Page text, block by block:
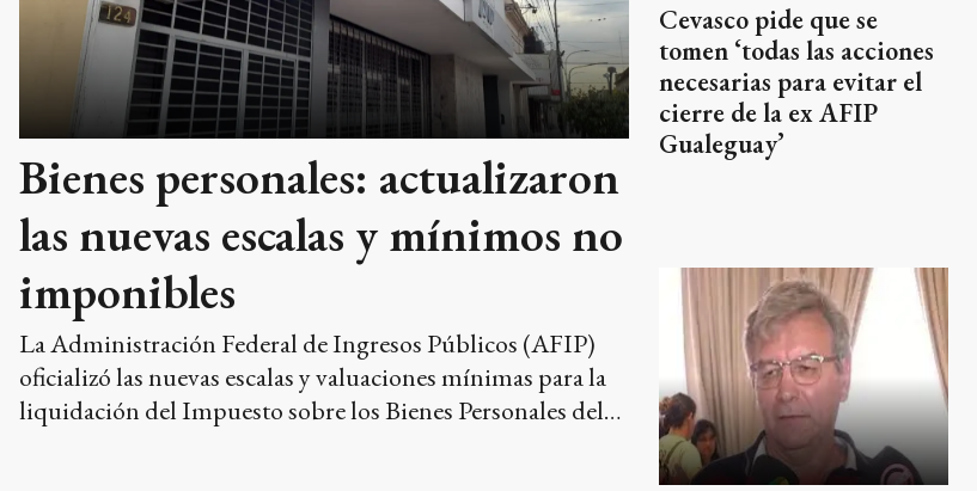
Bienes personales: actualizaron
las nuevas escalas y mínimos no
imponibles
La Administración Federal de Ingresos Públicos (AFIP)
oficializó las nuevas escalas y valuaciones mínimas para la
liquidación del Impuesto sobre los Bienes Personales del
Cevasco pide que se
tomen ‘todas las acciones
necesarias para evitar el
cierre de la ex AFIP
Gualeguay’